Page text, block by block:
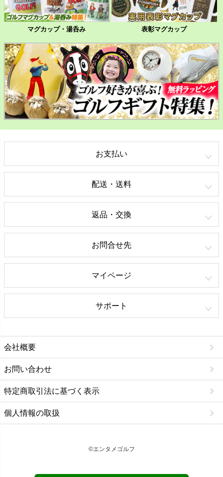
マグカップ・湯呑み 表彰マグカップ
お支払い
配送・送料
返品・交換
お問合せ先
マイページ
サポート
会社概要
お問い合わせ
特定商取引法に基づく表示
個人情報の取扱
©エンタメゴルフ